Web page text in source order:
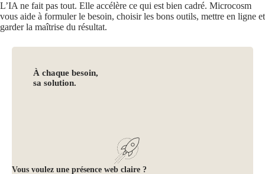
L’IA ne fait pas tout. Elle accélère ce qui est bien cadré. Microcosm
vous aide à formuler le besoin, choisir les bons outils, mettre en ligne et
garder la maîtrise du résultat.
À chaque besoin,
sa solution.
Vous voulez une présence web claire ?